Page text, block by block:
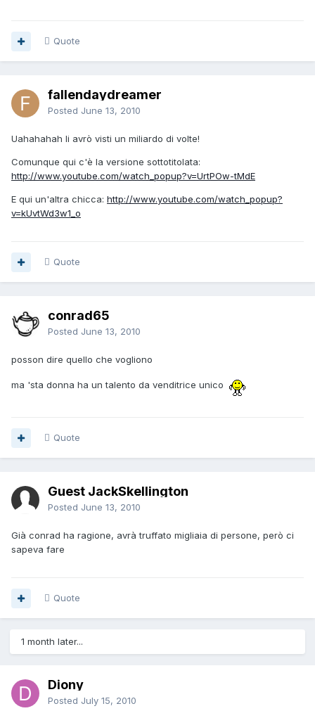
Quote
fallendaydreamer
Posted June 13, 2010
Uahahahah li avrò visti un miliardo di volte!
Comunque qui c'è la versione sottotitolata:
http://www.youtube.com/watch_popup?v=UrtPOw-tMdE
E qui un'altra chicca: http://www.youtube.com/watch_popup?
v=kUvtWd3w1_o
Quote
conrad65
Posted June 13, 2010
posson dire quello che vogliono
ma 'sta donna ha un talento da venditrice unico
Quote
Guest JackSkellington
Posted June 13, 2010
Già conrad ha ragione, avrà truffato migliaia di persone, però ci
sapeva fare
Quote
1 month later...
Diony
Posted July 15, 2010